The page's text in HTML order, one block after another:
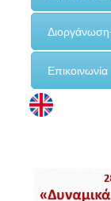
Επικοινωνία